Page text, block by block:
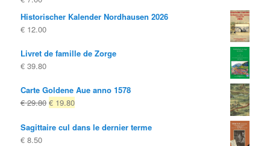
Historischer Kalender Nordhausen 2026
€ 12.00
Livret de famille de Zorge
€ 39.80
Carte Goldene Aue anno 1578
€29.80 Le
d'origine
€ 19.80Le
actuel
Sagittaire cul dans le dernier terme
€ 8.50